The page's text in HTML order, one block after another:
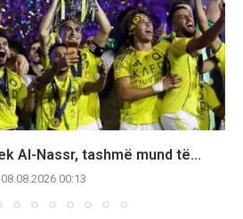
Al-Nassr, tashmë mund të...
08.08.2026 00:13